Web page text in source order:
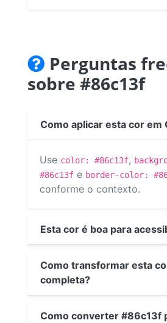
Perguntas
sobre #86c13f
Como aplicar esta cor em
Use color: #86c13f,
#86c13f e border-color:
conforme o contexto.
Esta cor é boa para
Como transformar esta
completa?
Como converter #86c13f